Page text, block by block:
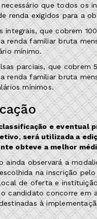
que todos os
renda exigidos para a
integrais, que cobrem
renda familiar bruta
mínimo.
parciais, que cobrem
renda familiar bruta
mínimos.
e eventual
será utilizada a
obteve a melhor
ainda observará a
na inscrição
de oferta e
candidato concorre em
à